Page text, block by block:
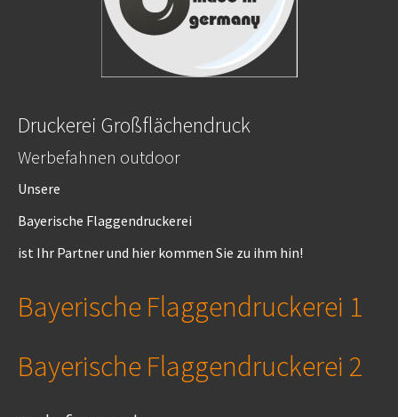
Druckerei Großflächendruck
Werbefahnen outdoor
Unsere
Bayerische Flaggendruckerei
ist Ihr Partner und hier kommen Sie zu ihm hin!
Bayerische Flaggendruckerei 1
Bayerische Flaggendruckerei 2